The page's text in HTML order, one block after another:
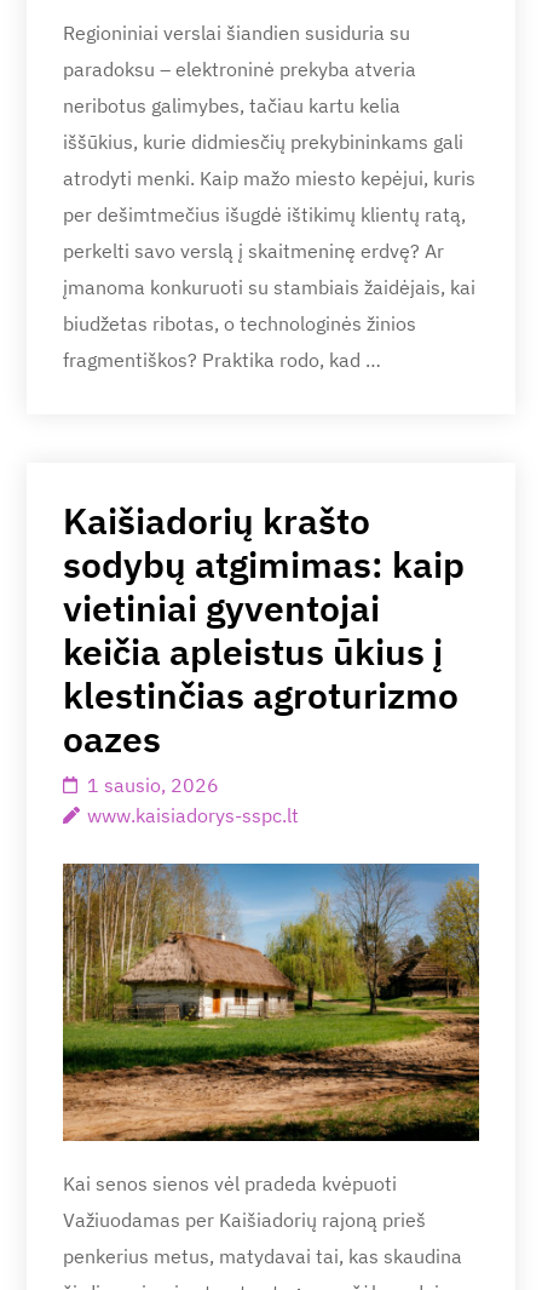
Regioniniai verslai šiandien susiduria su
paradoksu – elektroninė prekyba atveria
neribotus galimybes, tačiau kartu kelia
iššūkius, kurie didmiesčių prekybininkams gali
atrodyti menki. Kaip mažo miesto kepėjui, kuris
per dešimtmečius išugdė ištikimų klientų ratą,
perkelti savo verslą į skaitmeninę erdvę? Ar
įmanoma konkuruoti su stambiais žaidėjais, kai
biudžetas ribotas, o technologinės žinios
fragmentiškos? Praktika rodo, kad …
Kaišiadorių krašto
sodybų atgimimas: kaip
vietiniai gyventojai
keičia apleistus ūkius į
klestinčias agroturizmo
oazes
1 sausio, 2026
www.kaisiadorys-sspc.lt
Kai senos sienos vėl pradeda kvėpuoti
Važiuodamas per Kaišiadorių rajoną prieš
penkerius metus, matydavai tai, kas skaudina